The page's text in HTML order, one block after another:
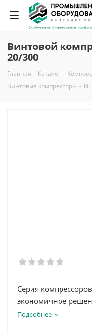
Винтовой
20/300
Главная - Каталог -
Винтовые компрессоры -
Серия
экономичное
небольших
Подробнее